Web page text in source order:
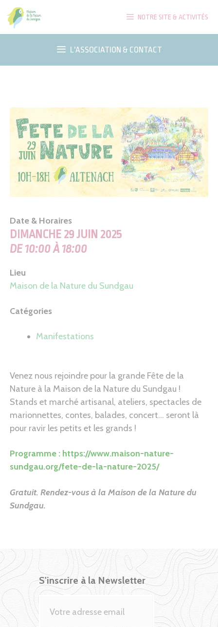
Aller
au
contenu
NOTRE SITE & ACTIVITÉS
L'ASSOCIATION & CONTACT
Date & Horaires
DIMANCHE 29 JUIN 2025
DE 10:00 À 18:00
Lieu
Maison de la Nature du Sundgau
Catégories
Manifestations
Venez nous rejoindre pour la grande Fête de la
Nature à la Maison de la Nature du Sundgau !
Stands et marché artisanal, ateliers, spectacles de
marionnettes, contes, balades, concert… seront là
pour ravir les petits et les grands !
Programme : https://www.maison-nature-
sundgau.org/fete-de-la-nature-2025/
Gratuit. Rendez-vous à la Maison de la Nature du
Sundgau.
S'inscrire à la Newsletter